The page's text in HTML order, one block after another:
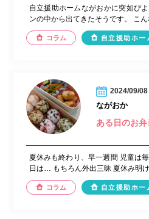
自立援助ホームながおかに突如ぴ
ンの中から出てきたそうです。 こん
コラム 自立援助ホー
2024/09/08
ながおか
ある日のお弁
夏休みも終わり、早一週間 児童は
日は… もちろん外出三昧 夏休み明
コラム 自立援助ホー